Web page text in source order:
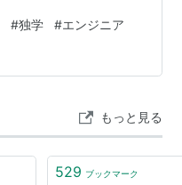
#独学 #エンジニア
もっと見る
529 ブックマーク